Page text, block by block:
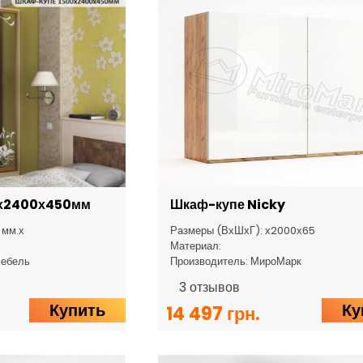
Купить
Шкаф-купе Nicky
Размеры (ВхШхГ): х2000х65
Материал:
Производитель: МироМарк
3 отзывов
14 497 грн.